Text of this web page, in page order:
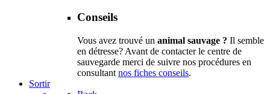
Conseils
Vous avez trouvé un animal sauvage ? Il semble
en détresse? Avant de contacter le centre de
sauvegarde merci de suivre nos procédures en
consultant nos fiches conseils.
Sortir